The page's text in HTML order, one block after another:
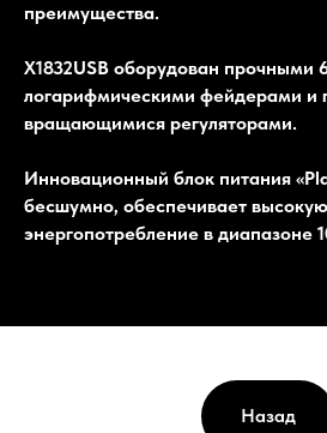
преимущества.
X1832USB оборудован
логарифмическими фейдерами и
вращающимися регуляторами.
Инновационный блок питания
бесшумно, обеспечивает
энергопотребление в диапазоне
Назад